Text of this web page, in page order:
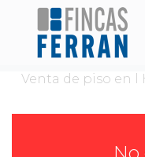
Venta de piso en l